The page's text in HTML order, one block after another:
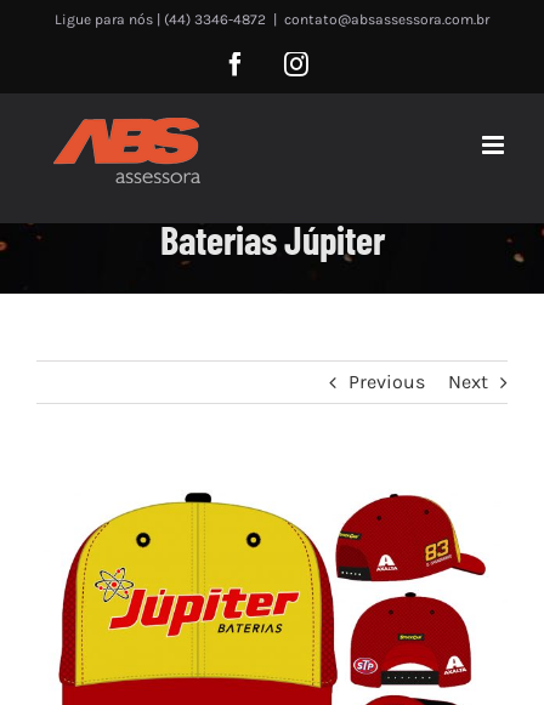
Ligue para nós | (44) 3346-4872 contato@absassessora.com.br
FacebookInstagram
Baterias Júpiter
Previous Next
Image